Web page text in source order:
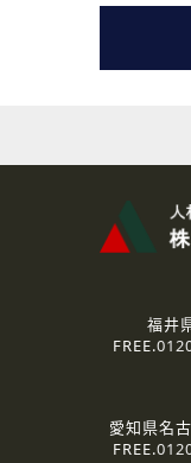
たします。
( 3 ) スタッフ派遣を
お問い合わせの内
なお、ご連絡手段
資料送付、受講相
その他、お問い合
なお、ご連絡手段
2.個人情報の第三者
ご提供いただいた個
3.個人情報の取り扱
弊社の定める個人
人情報を委託する場
福井
FREE.
愛知県名
FREE.